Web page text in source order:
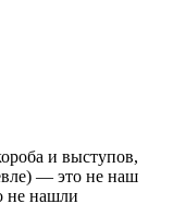
и выступов,
— это не наш
не нашли